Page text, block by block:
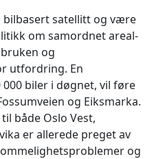
bilbasert satellitt og være
om samordnet areal-
og
utfordring. En
biler i døgnet, vil føre
og Eiksmarka.
både Oslo Vest,
er allerede preget av
og